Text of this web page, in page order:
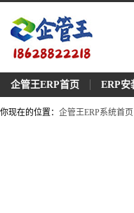
企管王ERP首页 ERP安
你现在的位置： 企管王ERP系统首页